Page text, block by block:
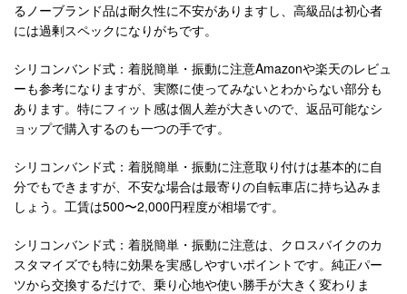
るノーブランド品は耐久性に不安がありますし、高級品は初心者
には過剰スペックになりがちです。
シリコンバンド式：着脱簡単・振動に注意Amazonや楽天のレビュ
ーも参考になりますが、実際に使ってみないとわからない部分も
あります。特にフィット感は個人差が大きいので、返品可能なシ
ョップで購入するのも一つの手です。
シリコンバンド式：着脱簡単・振動に注意取り付けは基本的に自
分でもできますが、不安な場合は最寄りの自転車店に持ち込みま
しょう。工賃は500〜2,000円程度が相場です。
シリコンバンド式：着脱簡単・振動に注意は、クロスバイクのカ
スタマイズでも特に効果を実感しやすいポイントです。純正パー
ツから交換するだけで、乗り心地や使い勝手が大きく変わりま